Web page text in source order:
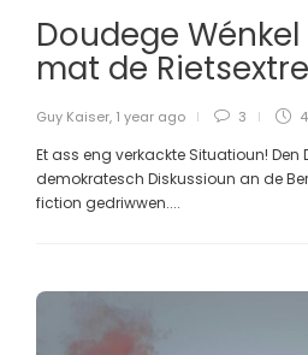
Doudege
mat de
Guy Kaiser, 1 year ago 3
Et ass eng verkackte Situatioun! Den
demokratesch Diskussioun an de
fiction gedriwwen....